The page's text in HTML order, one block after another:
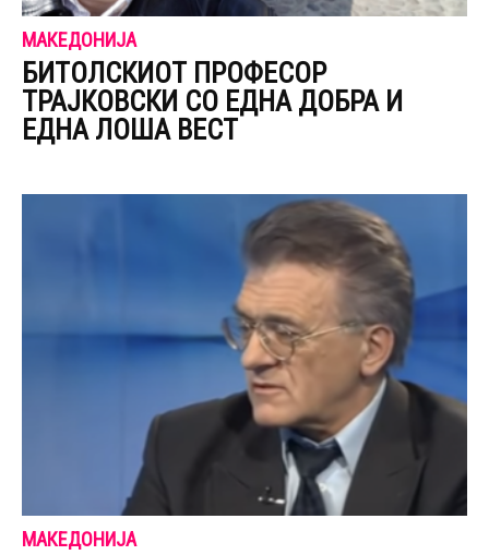
МАКЕДОНИЈА
БИТОЛСКИОТ ПРОФЕСОР
ТРАЈКОВСКИ СО ЕДНА ДОБРА И
ЕДНА ЛОША ВЕСТ
МАКЕДОНИЈА